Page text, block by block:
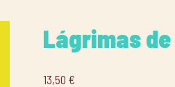
Lágrimas
13,50 €